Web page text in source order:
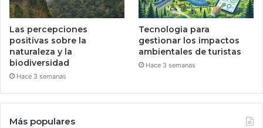
Las percepciones
positivas sobre la
naturaleza y la
biodiversidad
Hace 3 semanas
Tecnologia para
gestionar los impactos
ambientales de turistas
Hace 3 semanas
Más populares